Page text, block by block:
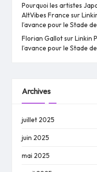
Pourquoi les artistes
AltVibes France sur
l’avance pour le Stade
Florian GallotsurLinkin
l’avance pour le Stade
Archives
juillet 2025
juin 2025
mai 2025